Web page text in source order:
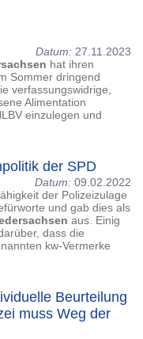
Datum: 27.11.2023
hat ihren
Sommer dringend
verfassungswidrige,
Alimentation
einzulegen und
der SPD
Datum: 09.02.2022
der Polizeizulage
und gab dies als
aus. Einig
dass die
kw-Vermerke
Beurteilung
muss Weg der